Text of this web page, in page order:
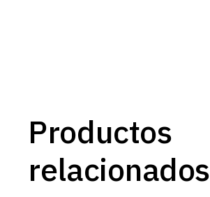
Productos
relacionados